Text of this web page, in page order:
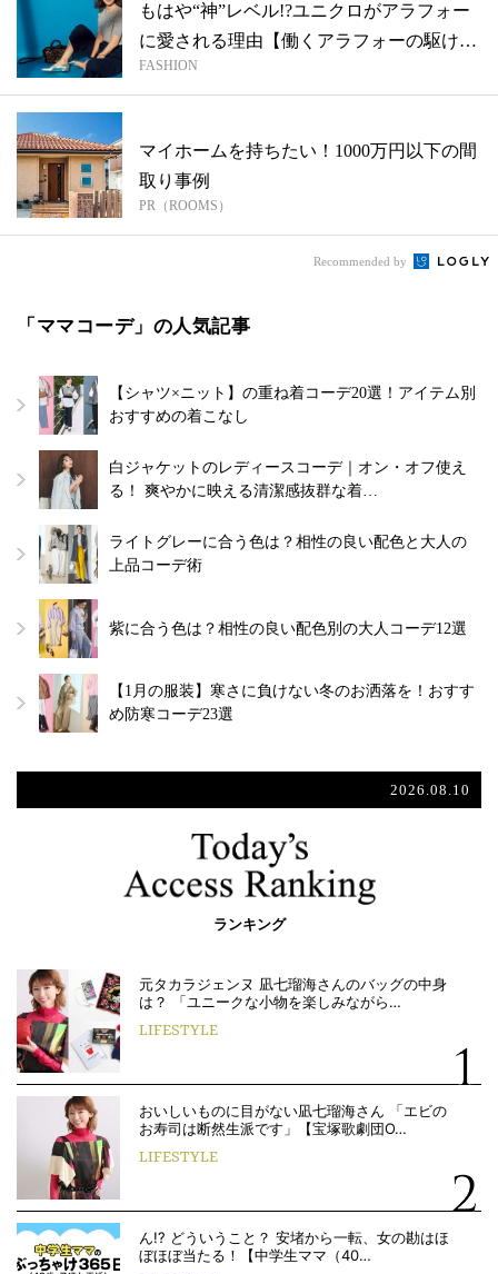
もはや“神”レベル!?ユニクロがアラフォー
に愛される理由【働くアラフォーの駆け
込...
FASHION
マイホームを持ちたい！1000万円以下の間
取り事例
PR（ROOMS）
Recommended by
「ママコーデ」の人気記事
【シャツ×ニット】の重ね着コーデ20選！アイテム別
おすすめの着こなし
白ジャケットのレディースコーデ｜オン・オフ使え
る！ 爽やかに映える清潔感抜群な着…
ライトグレーに合う色は？相性の良い配色と大人の
上品コーデ術
紫に合う色は？相性の良い配色別の大人コーデ12選
【1月の服装】寒さに負けない冬のお洒落を！おすす
め防寒コーデ23選
2026.08.10
ランキング
元タカラジェンヌ 凪七瑠海さんのバッグの中身
は？ 「ユニークな小物を楽しみながら…
LIFESTYLE
おいしいものに目がない凪七瑠海さん 「エビの
お寿司は断然生派です」【宝塚歌劇団O…
LIFESTYLE
ん!? どういうこと？ 安堵から一転、女の勘はほ
ぼほぼ当たる！【中学生ママ（40…